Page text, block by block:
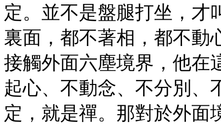
定。並不是盤腿打坐，才
裏面，都不著相，都不動
接觸外面六塵境界，他在
起心、不動念、不分別、
定，就是禪。那對於外面